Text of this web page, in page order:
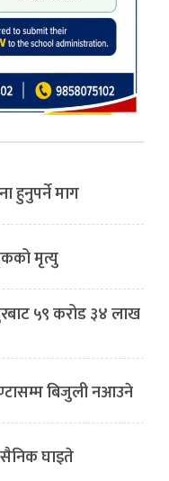
हुनुपर्ने माग
मृत्यु
५९ करोड ३४ लाख
बिजुली नआउने
घाइते